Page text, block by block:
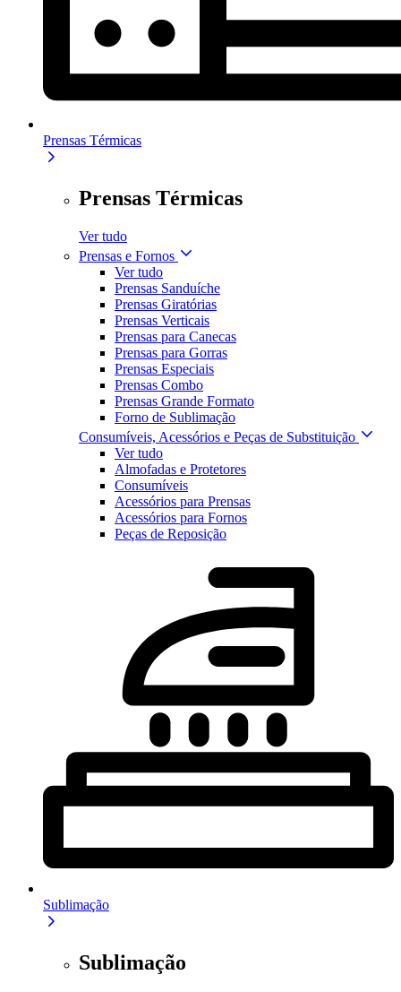
Prensas Térmicas
Prensas Térmicas
Ver tudo
Prensas e Fornos
Ver tudo
Prensas Sanduíche
Prensas Giratórias
Prensas Verticais
Prensas para Canecas
Prensas para Gorras
Prensas Especiais
Prensas Combo
Prensas Grande Formato
Forno de Sublimação
Consumíveis, Acessórios e Peças de Substituição
Ver tudo
Almofadas e Protetores
Consumíveis
Acessórios para Prensas
Acessórios para Fornos
Peças de Reposição
Sublimação
Sublimação